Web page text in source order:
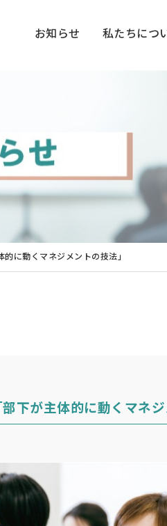
お知らせ 私たちにつ
に動くマネジメントの技法」
下が主体的に動くマネジ